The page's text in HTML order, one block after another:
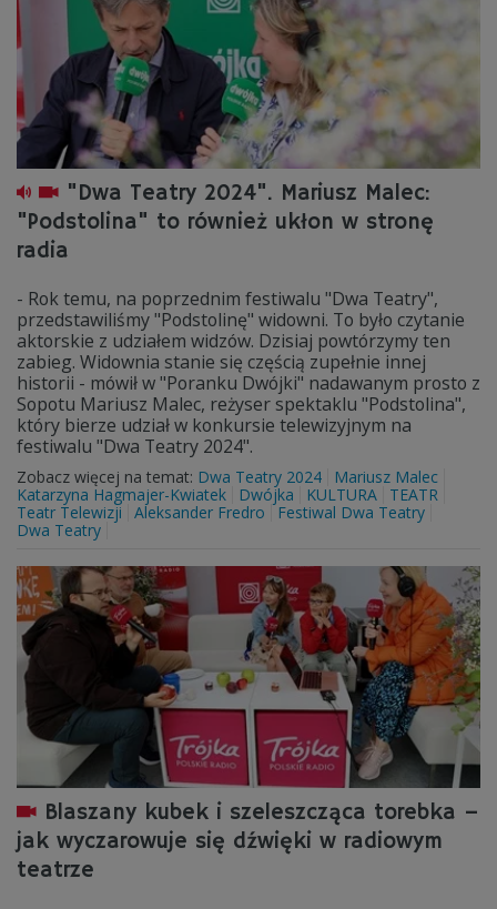
"Dwa Teatry 2024". Mariusz Malec:
"Podstolina" to również ukłon w stronę
radia
- Rok temu, na poprzednim festiwalu "Dwa Teatry",
przedstawiliśmy "Podstolinę" widowni. To było czytanie
aktorskie z udziałem widzów. Dzisiaj powtórzymy ten
zabieg. Widownia stanie się częścią zupełnie innej
historii - mówił w "Poranku Dwójki" nadawanym prosto z
Sopotu Mariusz Malec, reżyser spektaklu "Podstolina",
który bierze udział w konkursie telewizyjnym na
festiwalu "Dwa Teatry 2024".
Zobacz więcej na temat: Dwa Teatry 2024
Mariusz Malec
Katarzyna Hagmajer-Kwiatek
Dwójka KULTURA
TEATR
Teatr Telewizji
Aleksander Fredro
Festiwal Dwa Teatry
Dwa Teatry
Blaszany kubek i szeleszcząca torebka –
jak wyczarowuje się dźwięki w radiowym
teatrze